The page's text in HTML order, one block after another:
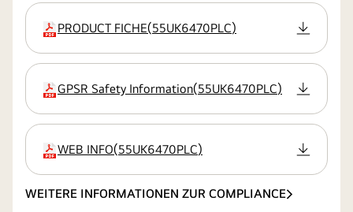
Erweiterung
PRODUCT FICHE(55UK6470PLC)
Erweiterung
GPSR Safety Information(55UK6470PLC)
Erweiterung
WEB INFO(55UK6470PLC)
WEITERE INFORMATIONEN ZUR COMPLIANCE